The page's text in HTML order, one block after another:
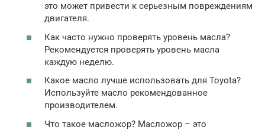
это может привести к серьезным повреждениям
двигателя.
Как часто нужно проверять уровень масла?
Рекомендуется проверять уровень масла
каждую неделю.
Какое масло лучше использовать для Toyota?
Используйте масло рекомендованное
производителем.
Что такое масложор? Масложор – это